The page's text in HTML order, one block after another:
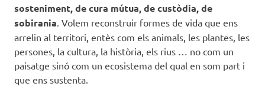
sosteniment, de cura mútua, de custòdia, de
sobirania . Volem reconstruir formes de vida que ens
arrelin al territori, entès com els animals, les plantes, les
persones, la cultura, la història, els rius … no com un
paisatge sinó com un ecosistema del qual en som part i
que ens sustenta.